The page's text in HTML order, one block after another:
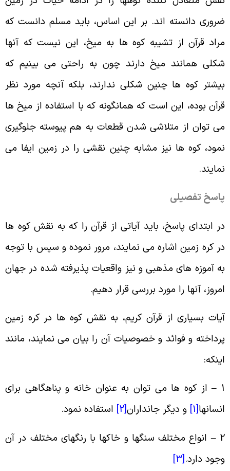
دانسته اند. بر این اساس، باید مسلم دانست که
قرآن از تشیبه کوه ها به میخ، این نیست که آنها
همانند میخ دارند چون به راحتی می بینیم که
کوه ها چنین شکلی ندارند، بلکه آنچه مورد نظر
بوده، این است که همانگونه که با استفاده از میخ ها
توان از متلاشی شدن قطعات به هم پیوسته جلوگیری
کوه ها نیز مشابه چنین نقشی را در زمین ایفا می
.
تفصیلی
ابتدای پاسخ، باید آیاتی از قرآن را که به نقش کوه ها
کره زمین اشاره می نمایند، مرور نموده و سپس با توجه
آموزه های مذهبی و نیز واقعیات پذیرفته شده در جهان
آنها را مورد بررسی قرار دهیم.
بسیاری از قرآن کریم، به نقش کوه ها در کره زمین
و فوائد و خصوصیات آن را بیان می نمایند، مانند
:
از کوه ها می توان به عنوان خانه و پناهگاهی برای
[1] و دیگر جانداران[2] استفاده نمود.
انواع مختلف سنگها و خاکها با رنگهای مختلف در آن
دارد.
[3]